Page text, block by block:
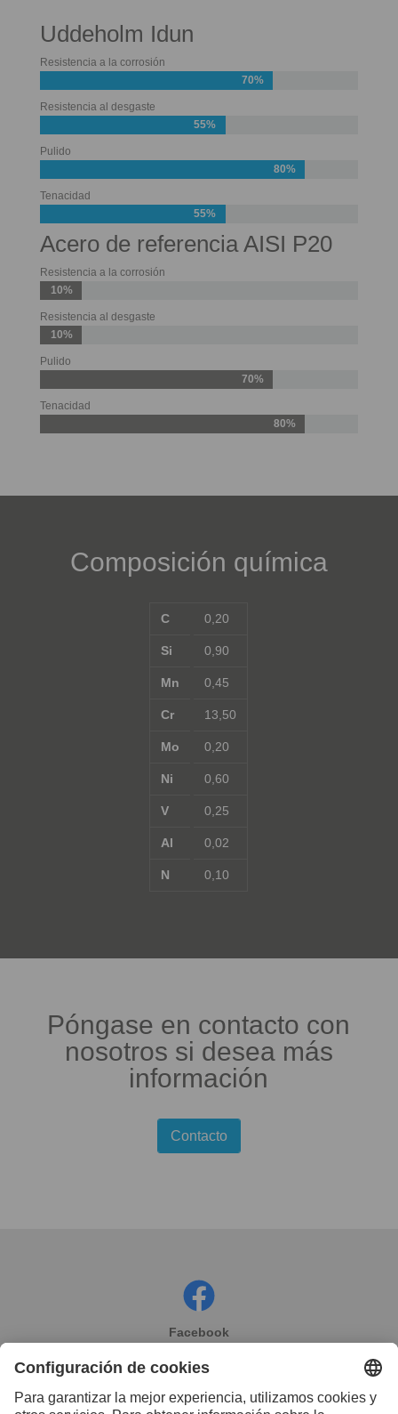
Uddeholm Idun
Resistencia a la corrosión
70%
Resistencia al desgaste
55%
Pulido
80%
Tenacidad
55%
Acero de referencia AISI P20
Resistencia a la corrosión
10%
Resistencia al desgaste
10%
Pulido
70%
Tenacidad
80%
Composición química
C
Si
Mn
Cr
Mo
Ni
V
Al
N
0,20
0,90
0,45
13,50
0,20
0,60
0,25
0,02
0,10
Póngase en contacto con
nosotros si desea más
información
Contacto
Facebook